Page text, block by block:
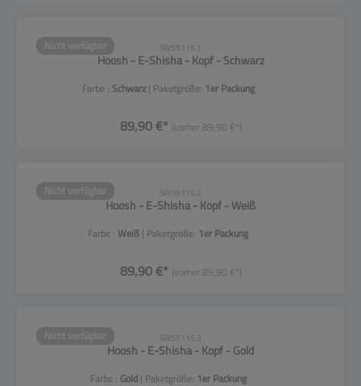
Nicht verfügbar SW55115.1
Hoosh - E-Shisha - Kopf - Schwarz
Farbe : Schwarz | Paketgröße: 1er Packung
89,90 €* (vorher 89,90 €*)
Nicht verfügbar SW55115.2
Hoosh - E-Shisha - Kopf - Weiß
Farbe :Weiß | Paketgröße: 1er Packung
89,90 €* (vorher 89,90 €*)
Nicht verfügbar SW55115.3
Hoosh - E-Shisha - Kopf - Gold
Farbe : Gold | Paketgröße: 1er Packung